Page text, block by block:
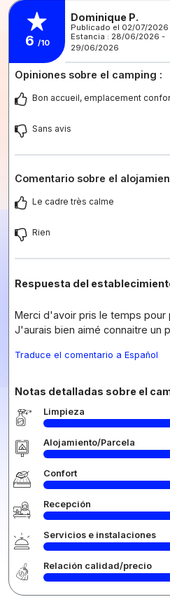
6 /10
Dominique P.
Publicado el 02/07/2026
Estancia : 28/06/2026 -
29/06/2026
Opiniones sobre el camping :
Bon accueil, emplacement
Sans avis
Comentario sobre el
Le cadre très calme
Rien
Respuesta del
Merci d'avoir pris le temps
J'aurais bien aimé connaitre un
Traduce el comentario a Español
Notas detalladas sobre el
Limpieza
Alojamiento/Parcela
Confort
Recepción
Servicios e instalaciones
Relación calidad/precio